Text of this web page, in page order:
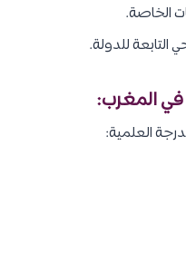
الخاصة.
للدولة.
المغرب:
العلمية: